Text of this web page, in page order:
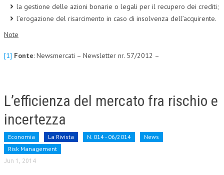
AMMINISTRATIVA
CIVILE
TRIBUTARIA
PENALE
NEWS
la gestione delle azioni bonarie o legali per il recupero dei crediti;
l’erogazione del risarcimento in caso di insolvenza dell’acquirente.
Note
[1] Fonte: Newsmercati – Newsletter nr. 57/2012 –
L’efficienza del mercato fra rischio e
incertezza
Economia La Rivista N. 014 - 06/2014
News
Risk Management
Jun 1, 2014